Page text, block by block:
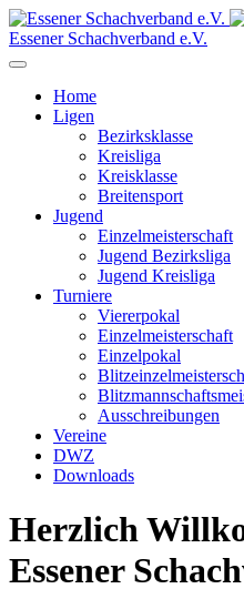
Essener Schachverband e.V.
Home
Ligen
Bezirksklasse
Kreisliga
Kreisklasse
Breitensport
Jugend
Einzelmeisterschaft
Jugend Bezirksliga
Jugend Kreisliga
Turniere
Viererpokal
Einzelmeisterschaft
Einzelpokal
Ausschreibungen
Vereine
DWZ
Downloads
Herzlich
Essener